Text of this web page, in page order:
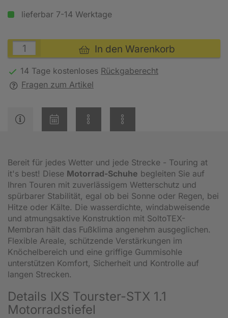
lieferbar 7-14 Werktage
In den Warenkorb
14 Tage kostenloses Rückgaberecht
Fragen zum Artikel
Bereit für jedes Wetter und jede Strecke - Touring at
it's best! Diese Motorrad-Schuhe begleiten Sie auf
Ihren Touren mit zuverlässigem Wetterschutz und
spürbarer Stabilität, egal ob bei Sonne oder Regen, bei
Hitze oder Kälte. Die wasserdichte, windabweisende
und atmungsaktive Konstruktion mit SoltoTEX-
Membran hält das Fußklima angenehm ausgeglichen.
Flexible Areale, schützende Verstärkungen im
Knöchelbereich und eine griffige Gummisohle
unterstützen Komfort, Sicherheit und Kontrolle auf
langen Strecken.
Details IXS Tourster-STX 1.1
Motorradstiefel